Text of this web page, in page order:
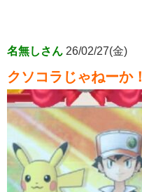
名無しさん 26/02/27(金)
クソコラじゃねーか！